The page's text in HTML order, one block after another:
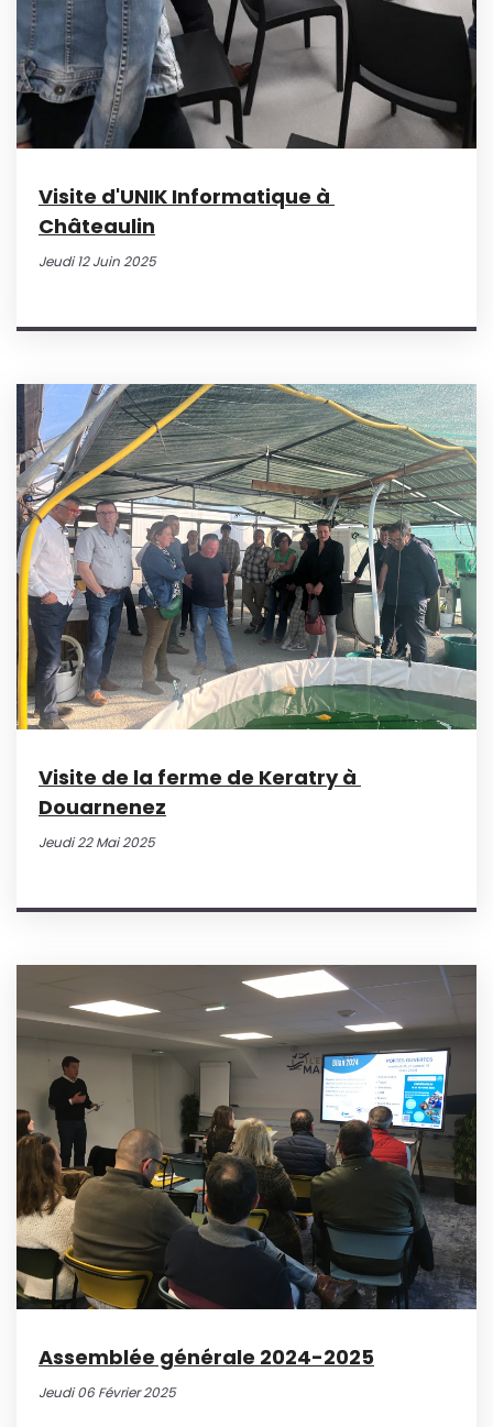
Visite d'UNIK Informatique à
Châteaulin
Jeudi 12 Juin 2025
Visite de la ferme de Keratry à
Douarnenez
Jeudi 22 Mai 2025
Assemblée générale 2024-2025
Jeudi 06 Février 2025